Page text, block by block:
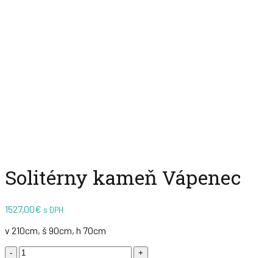
Solitérny kameň Vápenec
1527,00€ s DPH
v 210cm, š 90cm, h 70cm
Počet